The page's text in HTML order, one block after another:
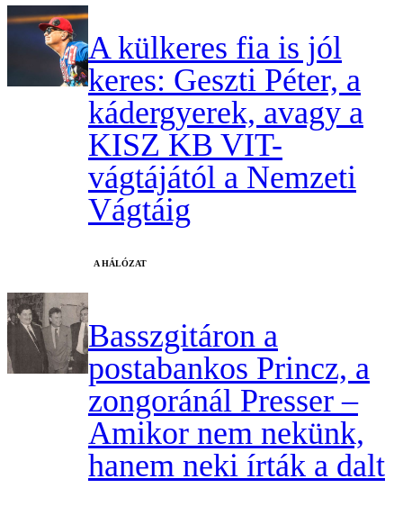
A külkeres fia is jól
keres: Geszti Péter, a
kádergyerek, avagy a
KISZ KB VIT-
vágtájától a Nemzeti
Vágtáig
A HÁLÓZAT
Basszgitáron a
postabankos Princz, a
zongoránál Presser –
Amikor nem nekünk,
hanem neki írták a dalt